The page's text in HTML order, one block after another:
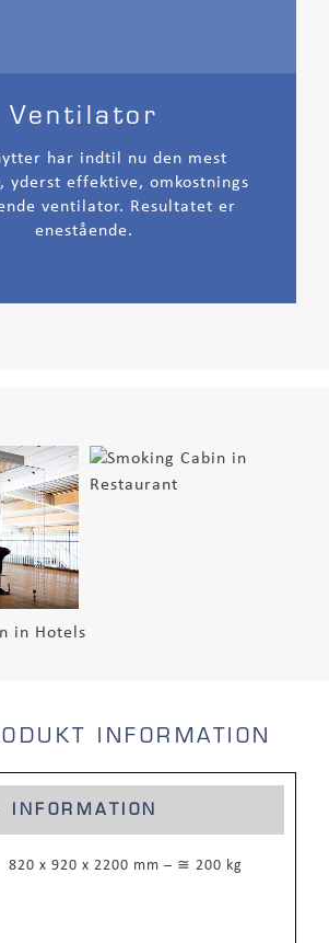
Ventilator
har indtil nu den mest
yderst effektive, omkostnings
ventilator. Resultatet er
enestående.
INFORMATION
INFORMATION
820 x 920 x 2200 mm – ≅ 200 kg